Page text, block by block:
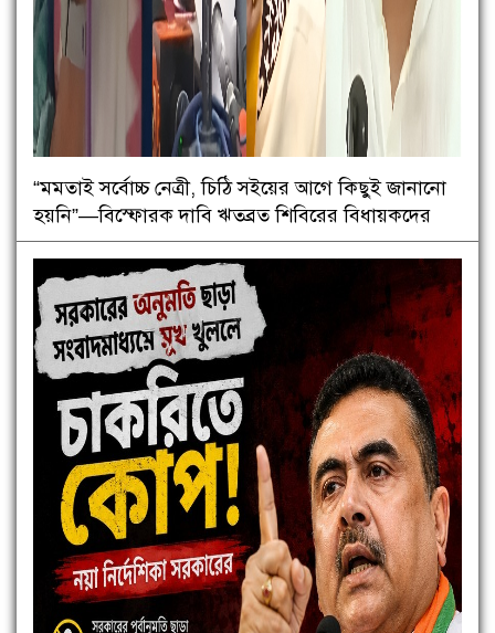
“মমতাই সর্বোচ্চ নেত্রী, চিঠি সইয়ের আগে কিছুই জানানো
হয়নি”—বিস্ফোরক দাবি ঋতব্রত শিবিরের বিধায়কদের